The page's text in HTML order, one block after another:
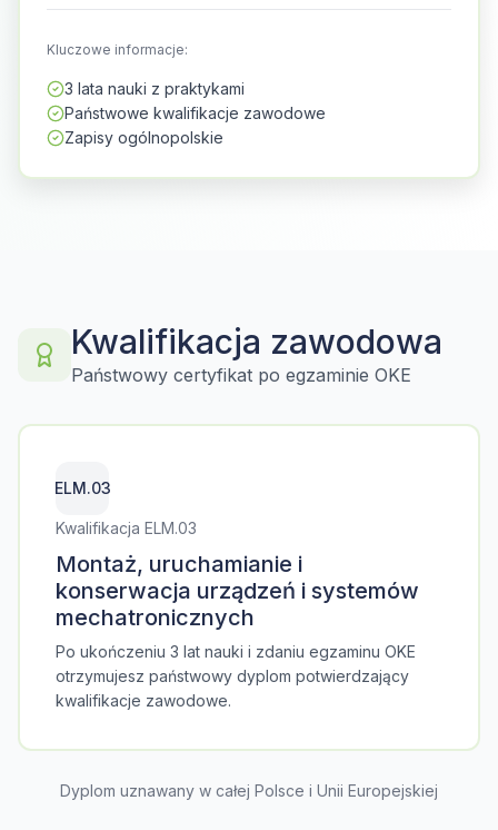
Kluczowe informacje:
3 lata nauki z praktykami
Państwowe kwalifikacje zawodowe
Zapisy ogólnopolskie
Kwalifikacja zawodowa
Państwowy certyfikat po egzaminie OKE
ELM.03
Kwalifikacja ELM.03
Montaż, uruchamianie i
konserwacja urządzeń i systemów
mechatronicznych
Po ukończeniu 3 lat nauki i zdaniu egzaminu OKE
otrzymujesz państwowy dyplom potwierdzający
kwalifikacje zawodowe.
Dyplom uznawany w całej Polsce i Unii Europejskiej